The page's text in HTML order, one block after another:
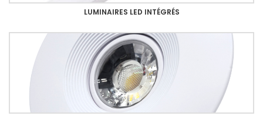
LUMINAIRES LED INTÉGRÉS